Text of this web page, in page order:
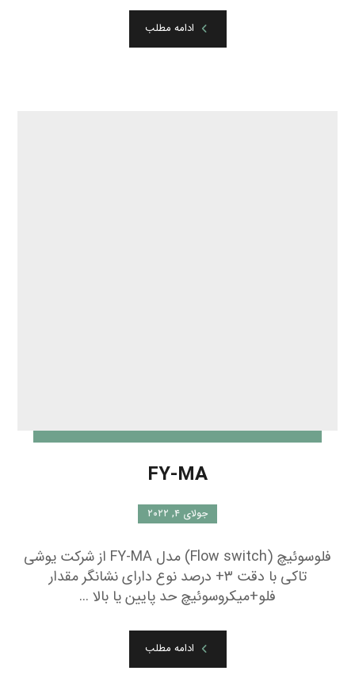
ادامه مطلب
FY-MA
جولای ۴, ۲۰۲۲
فلوسوئیچ (Flow switch) مدل FY-MA از شرکت یوشی
تاکی با دقت ۳+ درصد نوع دارای نشانگر مقدار
فلو+میکروسوئیچ حد پایین یا بالا ...
ادامه مطلب